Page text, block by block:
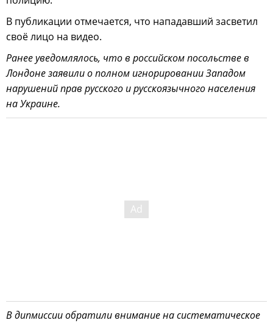
В публикации отмечается, что нападавший засветил
своё лицо на видео.
Ранее уведомлялось, что в российском посольстве в
Лондоне заявили о полном игнорировании Западом
нарушений прав русского и русскоязычного населения
на Украине.
В дипмиссии обратили внимание на систематическое